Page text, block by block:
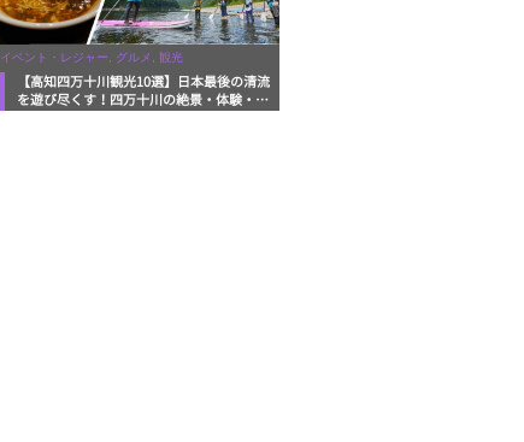
イベント・レジャー, グルメ, 観光
【高知四万十川観光10選】日本最後の清流
を遊び尽くす！四万十川の絶景・体験・グ